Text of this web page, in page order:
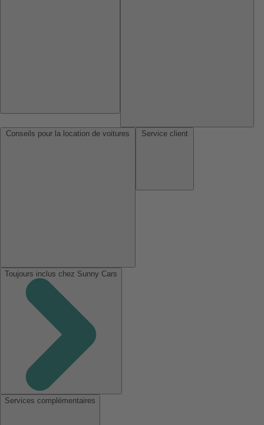
Toujours inclus chez Sunny Cars
Services complémentaires